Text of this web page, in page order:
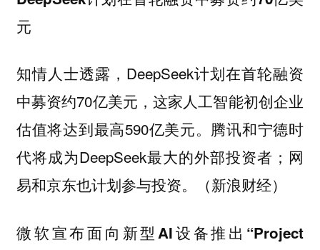
元
知情人士透露，DeepSeek计划在首轮融资
中募资约70亿美元，这家人工智能初创企业
估值将达到最高590亿美元。腾讯和宁德时
代将成为DeepSeek最大的外部投资者；网
易和京东也计划参与投资。（新浪财经）
微软宣布面向新型AI设备推出“Project